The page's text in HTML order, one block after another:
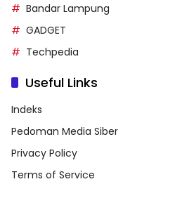
Bandar Lampung
GADGET
Techpedia
Useful Links
Indeks
Pedoman Media Siber
Privacy Policy
Terms of Service